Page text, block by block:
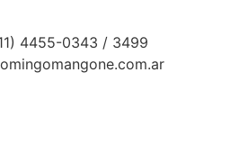
4455-0343 / 3499